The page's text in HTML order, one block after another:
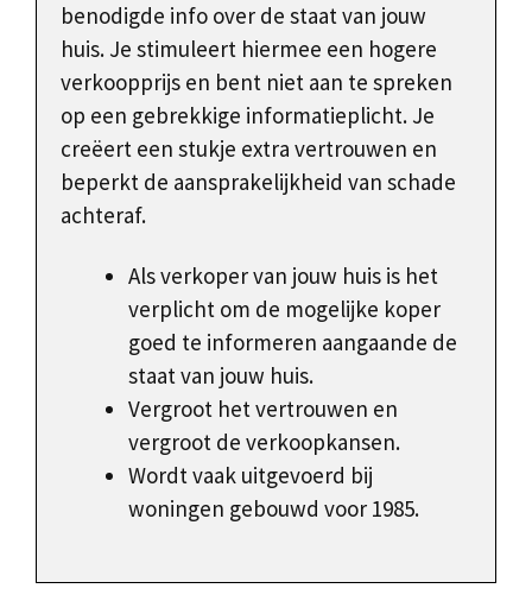
benodigde info over de staat van jouw
huis. Je stimuleert hiermee een hogere
verkoopprijs en bent niet aan te spreken
op een gebrekkige informatieplicht. Je
creëert een stukje extra vertrouwen en
beperkt de aansprakelijkheid van schade
achteraf.
Als verkoper van jouw huis is het
verplicht om de mogelijke koper
goed te informeren aangaande de
staat van jouw huis.
Vergroot het vertrouwen en
vergroot de verkoopkansen.
Wordt vaak uitgevoerd bij
woningen gebouwd voor 1985.